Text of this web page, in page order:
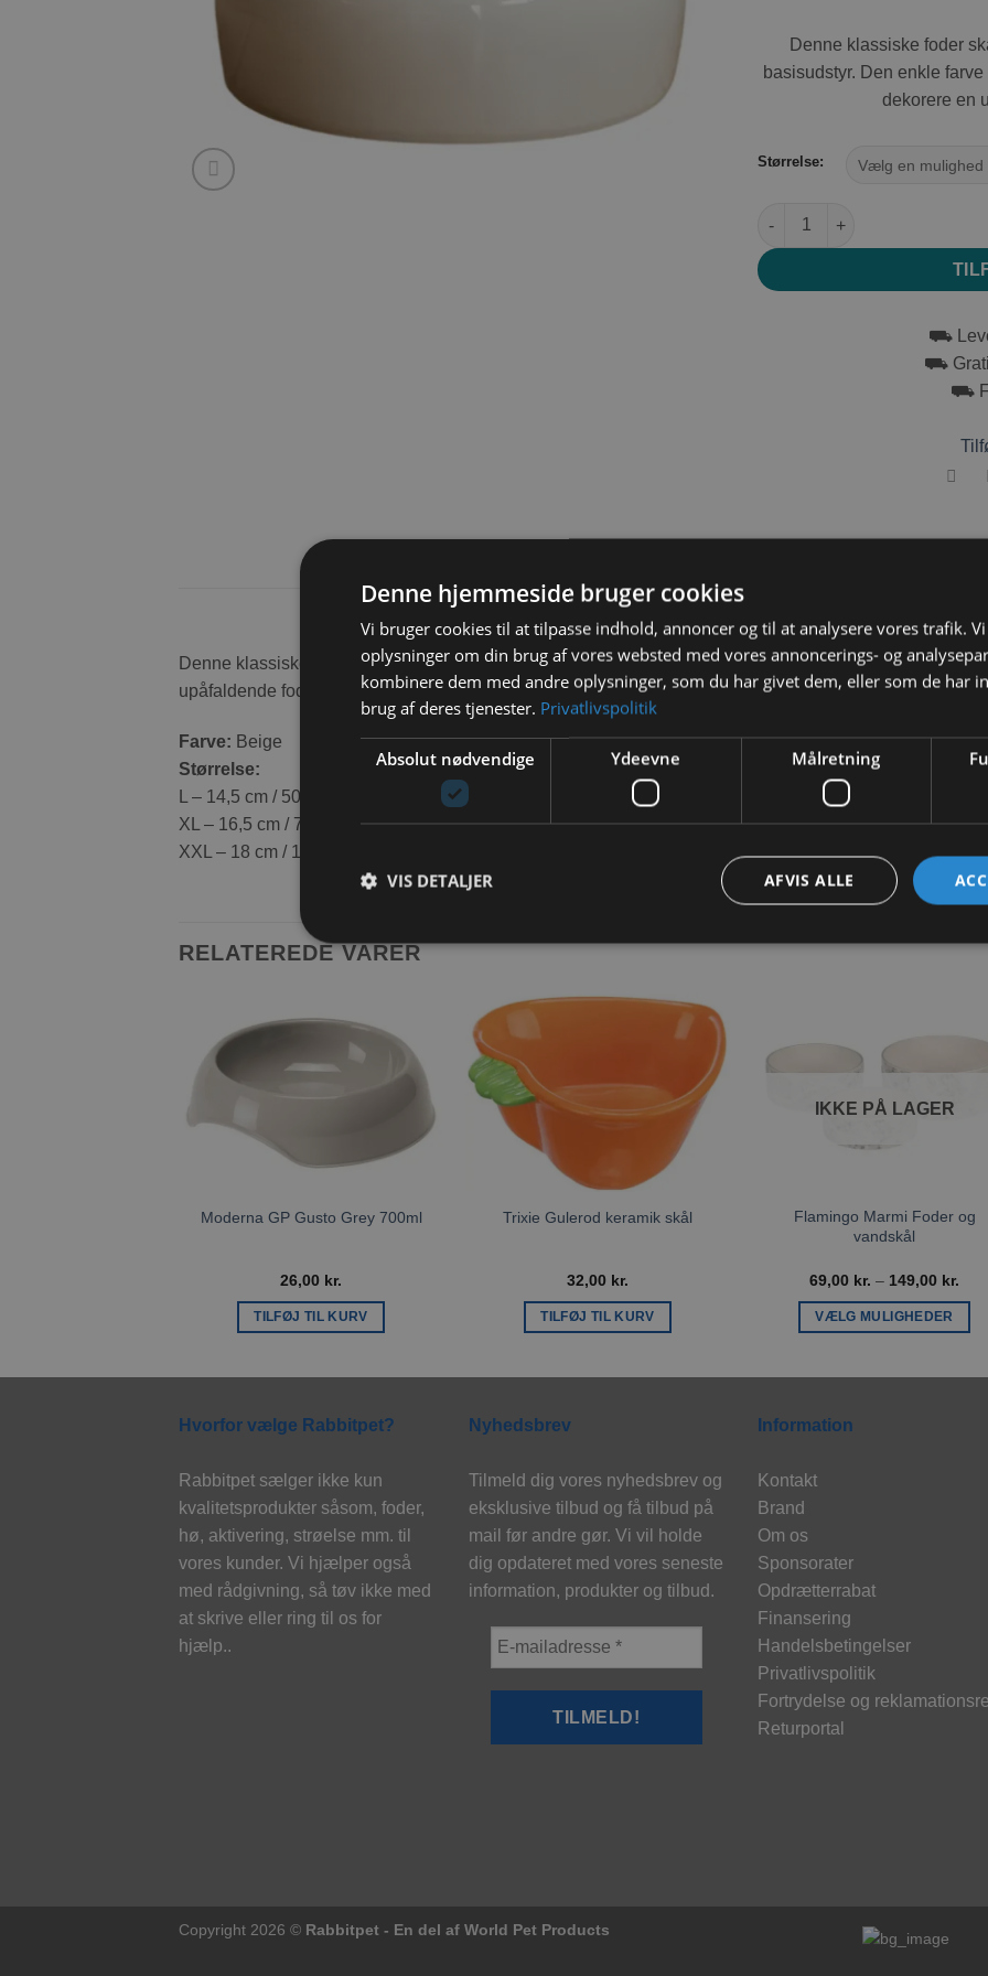
Denne klassiske foder
basisudstyr. Den enkle
dekorere en
Størrelse:
Nobby keramik skål Beige antal
⛟
⛟
⛟
BESKRIVELSE
Denne klassiske foder skål fra Nobby, komplementerer ethvert basisudstyr. Den enkle farve passer til
upåfaldende foderstation.
Farve: Beige
Størrelse:
L – 14,5 cm / 500 ml
XL – 16,5 cm / 750 ml
XXL – 18 cm / 1000 ml
RELATEREDE VARER
Tilføj til
ønskeliste
Moderna GP Gusto Grey 700ml
26,00 kr.
TILFØJ TIL KURV
ønskeliste
Trixie Gulerod keramik skål
32,00 kr.
TILFØJ TIL KURV
IKKE PÅ LAGER
Flamingo Marmi Foder og
vandskål
69,00 kr. – 149,00 kr.
VÆLG MULIGHEDER
Hvorfor vælge Rabbitpet?
Rabbitpet sælger ikke kun
kvalitetsprodukter såsom, foder,
hø, aktivering, strøelse mm. til
vores kunder. Vi hjælper også
med rådgivning, så tøv ikke med
at skrive eller ring til os for
hjælp..
Nyhedsbrev
Tilmeld dig vores nyhedsbrev og
eksklusive tilbud og få tilbud på
mail før andre gør. Vi vil holde
dig opdateret med vores seneste
information, produkter og tilbud.
Information
Kontakt
Brand
Om os
Sponsorater
Opdrætterrabat
Finansering
Handelsbetingelser
Privatlivspolitik
Fortrydelse og
Returportal
Copyright 2026 © Rabbitpet - En del af World Pet Products
Denne hjemmeside bruger cookies
Vi bruger cookies til at tilpasse indhold, annoncer og til at analysere vores trafik.
oplysninger om din brug af vores websted med vores annoncerings- og
kombinere dem med andre oplysninger, som du har givet dem, eller som de har
brug af deres tjenester. Privatlivspolitik
Absolut nødvendige Ydeevne Målretning
AFVIS ALLE
VIS DETALJER